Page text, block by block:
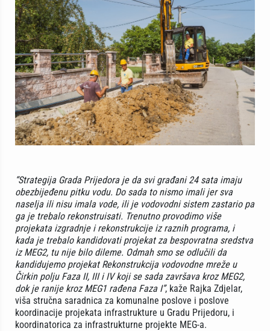
“Strategija Grada Prijedora je da svi građani 24 sata imaju
obezbijeđenu pitku vodu. Do sada to nismo imali jer sva
naselja ili nisu imala vode, ili je vodovodni sistem zastario pa
ga je trebalo rekonstruisati. Trenutno provodimo više
projekata izgradnje i rekonstrukcije iz raznih programa, i
kada je trebalo kandidovati projekat za bespovratna sredstva
iz MEG2, tu nije bilo dileme. Odmah smo se odlučili da
kandidujemo projekat Rekonstrukcija vodovodne mreže u
Čirkin polju Faza II, III i IV koji se sada završava kroz MEG2,
dok je ranije kroz MEG1 rađena Faza I”, kaže Rajka Zdjelar,
viša stručna saradnica za komunalne poslove i poslove
koordinacije projekata infrastrukture u Gradu Prijedoru, i
koordinatorica za infrastrukturne projekte MEG-a.